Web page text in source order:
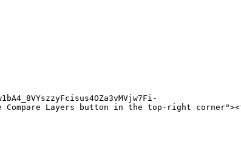
the Compare Layers button in the top-right